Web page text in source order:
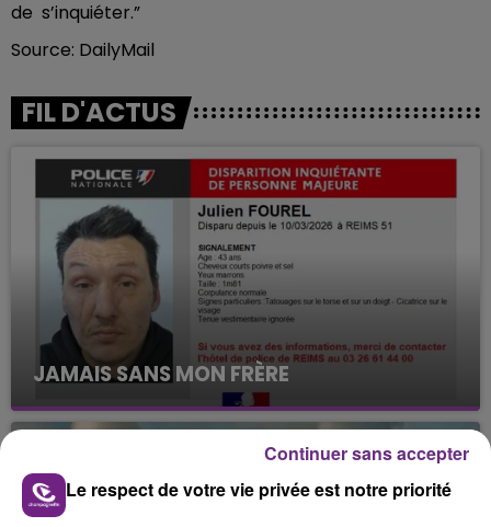
de s’inquiéter.”
Source: DailyMail
FIL D'ACTUS
JAMAIS SANS MON FRÈRE
Julien Fourel n'a plus donné signé de vie depuis 5
mois. Sa sœur poursuit ses recherches pour le
Le respect de votre vie privée est notre priorité
Continuer sans accepter